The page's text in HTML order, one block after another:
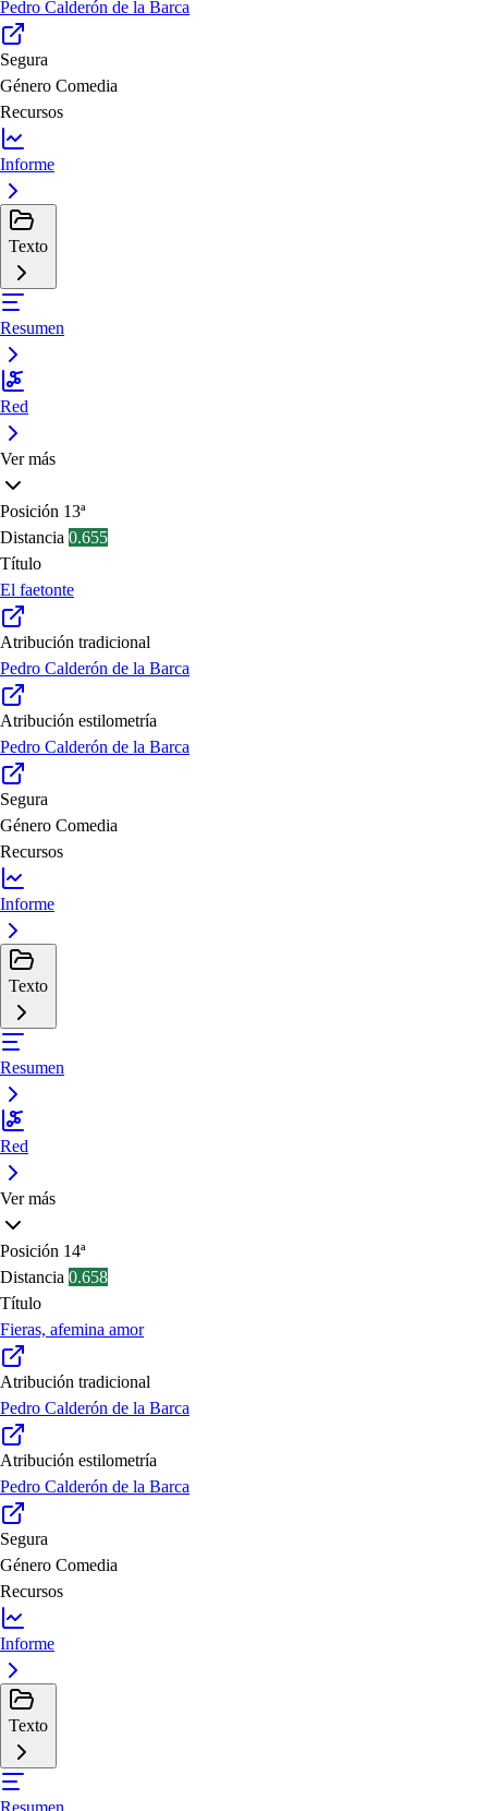
Pedro Calderón de la Barca
Segura
Género Comedia
Recursos
Informe
Texto
Resumen
Red
Ver más
Posición 13ª
Distancia 0.655
Título
El faetonte
Atribución tradicional
Pedro Calderón de la Barca
Atribución estilometría
Pedro Calderón de la Barca
Segura
Género Comedia
Recursos
Informe
Texto
Resumen
Red
Ver más
Posición 14ª
Distancia 0.658
Título
Fieras, afemina amor
Atribución tradicional
Pedro Calderón de la Barca
Atribución estilometría
Pedro Calderón de la Barca
Segura
Género Comedia
Recursos
Informe
Texto